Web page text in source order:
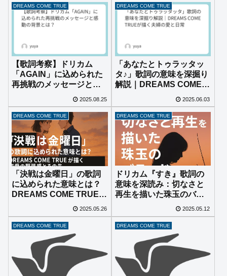
物”
DREAMS COME TRUE
【歌詞考察】ドリカム
「AGAIN」に込められた
再挑戦のメッセージと感
2025.08.25
DREAMS COME TRUE
「あなたとトゥラッタッ
タ♪」歌詞の意味を深掘り
解説｜DREAMS COME
常
2025.06.03
DREAMS COME TRUE
「決戦は金曜日」の歌詞
に込められた意味とは？
DREAMS COME TRUEが
描く恋愛の緊張感とその
先
2025.05.26
DREAMS COME TRUE
ドリカム『すき』歌詞の
意味を深読み：切なさと
再生を描いた珠玉のバラ
2025.05.12
DREAMS COME TRUE DREAMS COME TRUE